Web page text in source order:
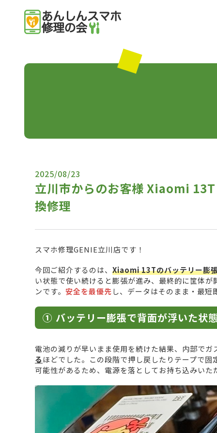
2025/08/23
立川市からのお客様 Xiaomi
換修理
スマホ修理GENIE立川店です！
今回ご紹介するのは、 Xiaomi 13Tのバッテリー膨
い状態で使い続けると膨張が進み、最終的に筐体
ンです。 安全を最優先し、データはそのまま・最
① バッテリー膨張で背面が浮いた状
電池の減りが早いまま使用を続けた結果、内部で
る ほどでした。この段階で押し戻したりテープで
可能性があるため、電源を落としてお持ち込みいた